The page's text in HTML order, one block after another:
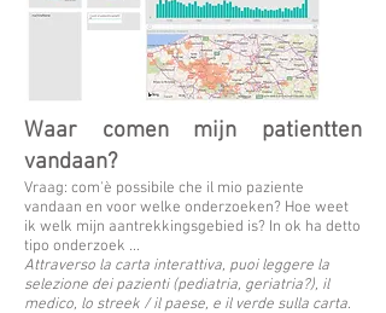
Waar comen mijn patientten
vandaan?
Vraag: com'è possibile che il mio paziente
vandaan en voor welke onderzoeken? Hoe weet
ik welk mijn aantrekkingsgebied is? In ok ha detto
tipo onderzoek ...
Attraverso la carta interattiva, puoi leggere la
selezione dei pazienti (pediatria, geriatria?), il
medico, lo streek / il paese, e il verde sulla carta.